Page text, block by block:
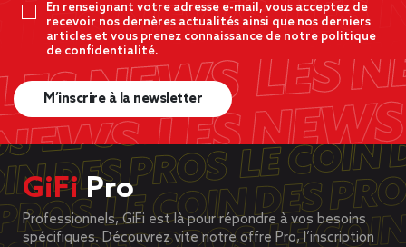
En renseignant votre adresse e-mail, vous acceptez de
recevoir nos dernères actualités ainsi que nos derniers
articles et vous prenez connaissance de notre politique
de confidentialité.
M’inscrire à la newsletter
GiFiPro
Professionnels, GiFi est là pour répondre à vos besoins
spécifiques. Découvrez vite notre offre Pro, l’inscription